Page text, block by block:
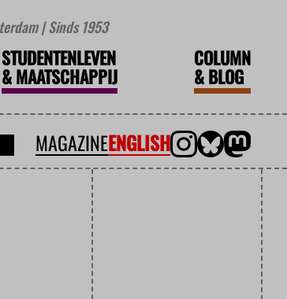
| Sinds 1953
STUDENTENLEVEN
&MAATSCHAPPIJ
COLUMN
&BLOG
MAGAZINEENGLISH